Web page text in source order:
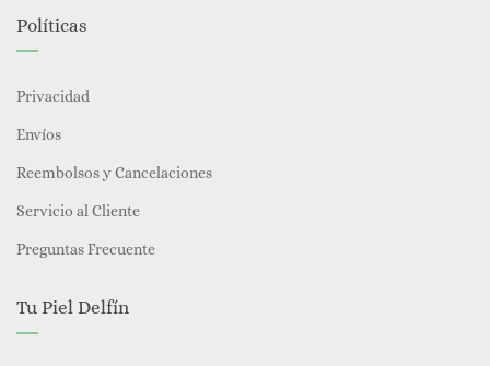
Políticas
Privacidad
Envíos
Reembolsos y Cancelaciones
Servicio al Cliente
Preguntas Frecuente
Tu Piel Delfín